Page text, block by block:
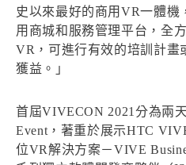
史以來最好的商用VR一體機
用商城和服務管理平台，全
VR，可進行有效的培訓計畫
獲益。」
首屆VIVECON 2021分為兩
Event，著重於展示HTC
位VR解決方案－VIVE